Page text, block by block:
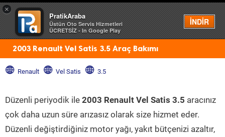
×
PratikAraba
Üstün Oto Servis Hizmetleri
ÜCRETSİZ - In Google Play
İNDİR
Menü
2003 Renault Vel Satis 3.5 Araç Bakımı
Renault Vel Satis 3.5
Düzenli periyodik ile 2003 Renault Vel Satis 3.5 aracınız
çok daha uzun süre arızasız olarak size hizmet eder.
Düzenli değiştirdiğiniz motor yağı, yakıt bütçenizi azaltır,